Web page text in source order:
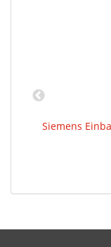
Siemens